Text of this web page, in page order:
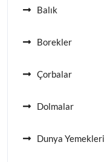
Balık
Borekler
Çorbalar
Dolmalar
Dunya Yemekleri